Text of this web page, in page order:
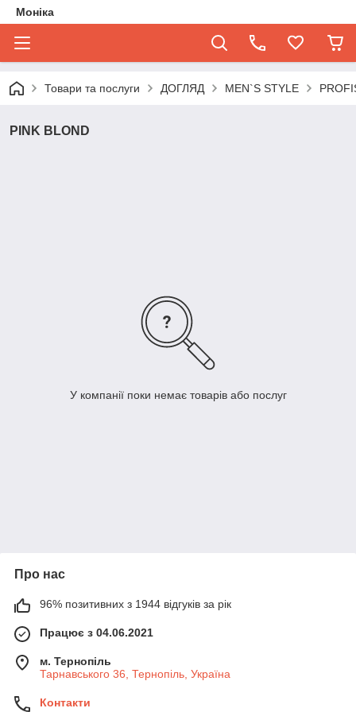
Моніка
Товари та послуги ДОГЛЯД MEN`S STYLE
PINK BLOND
У компанії поки немає товарів або послуг
Про нас
96% позитивних з 1944 відгуків за рік
Працює з 04.06.2021
м. Тернопіль
Тарнавського 36, Тернопіль, Україна
Контакти